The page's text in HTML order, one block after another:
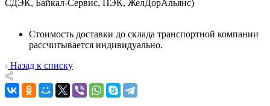
СДЭК, Байкал-Сервис, ПЭК, ЖелДорАльянс)
Стоимость доставки до склада транспортной компании
рассчитывается индивидуально.
Назад к списку